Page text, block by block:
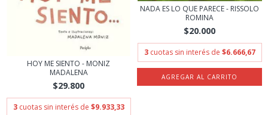
HOY ME SIENTO - MONIZ
MADALENA
$29.800
3 cuotas sin interés de $9.933,33
NADA ES LO QUE PARECE - RISSOLO
ROMINA
$20.000
3 cuotas sin interés de $6.666,67